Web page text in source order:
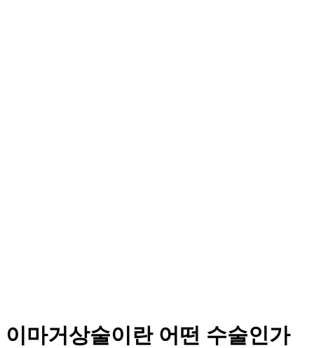
이마거상술이란 어떤 수술인가